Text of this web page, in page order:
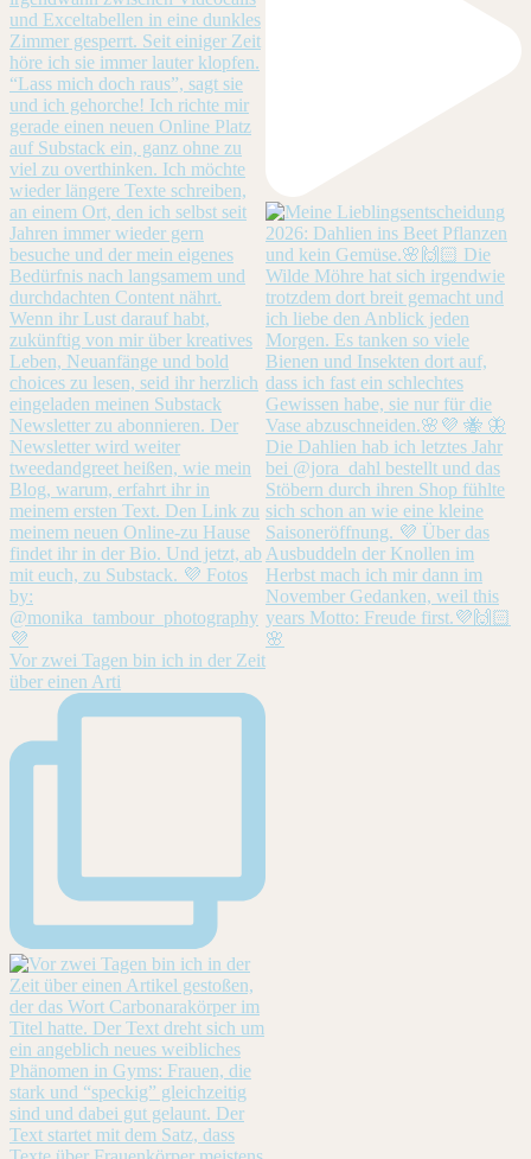
Vor zwei Tagen bin ich in der Zeit
über einen Arti